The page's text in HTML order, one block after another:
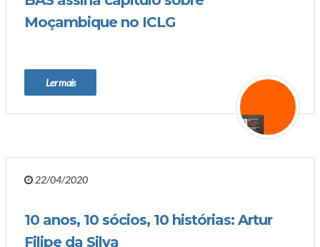
Moçambique no ICLG
Ler mais
22/04/2020
10 anos, 10 sócios, 10 histórias: Artur
Filipe da Silva